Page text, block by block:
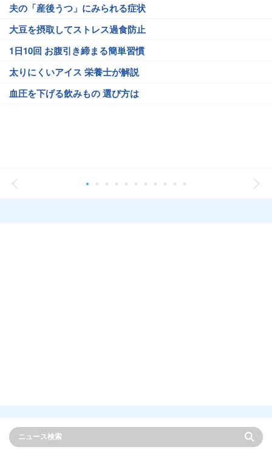
夫の「産後うつ」にみられる症状
大豆を摂取してストレス過食防止
1日10回 お腹引き締まる簡単習慣
太りにくいアイス 栄養士が解説
血圧を下げる飲みもの 選び方は